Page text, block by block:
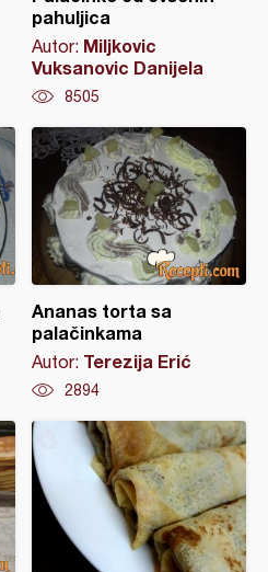
pahuljica
Autor: Miljkovic
Vuksanovic Danijela
8505
Ananas torta sa
palačinkama
Autor: Terezija Erić
2894